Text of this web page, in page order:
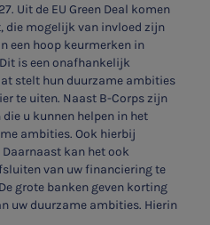
Uit de EU Green Deal komen
die mogelijk van invloed zijn
een hoop keurmerken in
is een onafhankelijk
stelt hun duurzame ambities
te uiten. Naast B-Corps zijn
u kunnen helpen in het
ambities. Ook hierbij
kan het ook
van uw financiering te
grote banken geven korting
uw duurzame ambities. Hierin